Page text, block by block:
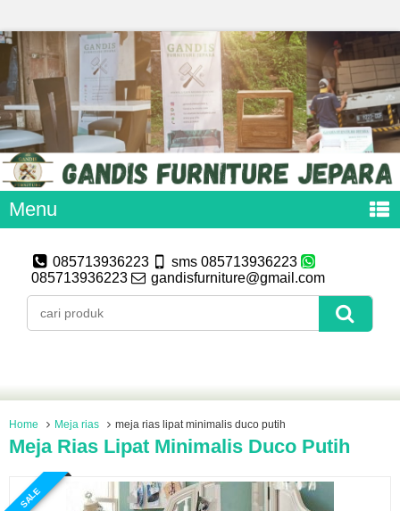
Menu
085713936223
sms 085713936223
085713936223
gandisfurniture@gmail.com
Home Meja rias meja rias lipat minimalis duco putih
Meja Rias Lipat Minimalis Duco Putih
SALE